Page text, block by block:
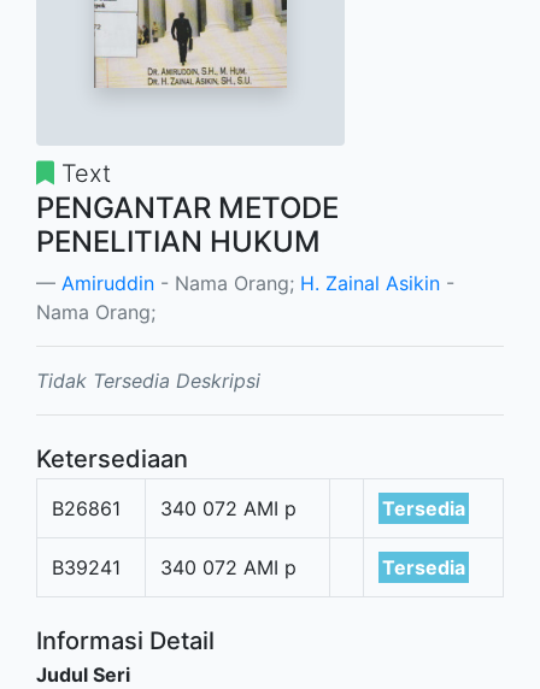
Text
PENGANTAR METODE
PENELITIAN HUKUM
Amiruddin - Nama Orang; H. Zainal Asikin -
Nama Orang;
Tidak Tersedia Deskripsi
Ketersediaan
B26861 340 072 AMI p Tersedia
B39241 340 072 AMI p Tersedia
Informasi Detail
Judul Seri